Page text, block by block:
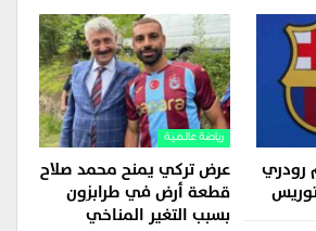
رياضة عالمية
عرض تركي يمنح محمد صلاح
قطعة أرض في طرابزون
بسبب التغير المناخي